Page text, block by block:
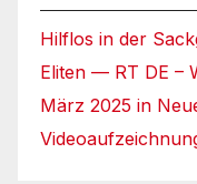
Hilflos in der
Eliten — RT DE –
März 2025 in